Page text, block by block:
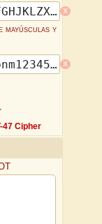
x
y
x
47 Cipher